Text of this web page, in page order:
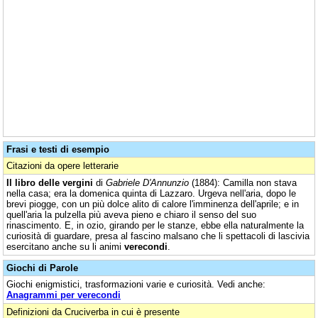
Frasi e testi di esempio
Citazioni da opere letterarie
Il libro delle vergini di Gabriele D'Annunzio (1884): Camilla non stava
nella casa; era la domenica quinta di Lazzaro. Urgeva nell'aria, dopo le
brevi piogge, con un più dolce alito di calore l'imminenza dell'aprile; e in
quell'aria la pulzella più aveva pieno e chiaro il senso del suo
rinascimento. E, in ozio, girando per le stanze, ebbe ella naturalmente la
curiosità di guardare, presa al fascino malsano che li spettacoli di lascivia
esercitano anche su li animi verecondi
Giochi di Parole
Giochi enigmistici, trasformazioni varie e curiosità. Vedi anche:
Anagrammi per verecondi
Definizioni da Cruciverba in cui è presente